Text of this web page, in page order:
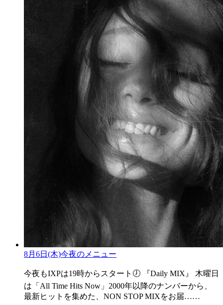
8月6日(木)今夜のメニュー
今夜もIXPは19時からスタート🕖 『Daily MIX』 木曜日
は「All Time Hits Now」2000年以降のナンバーから、
最新ヒットを集めた、NON STOP MIXをお届……